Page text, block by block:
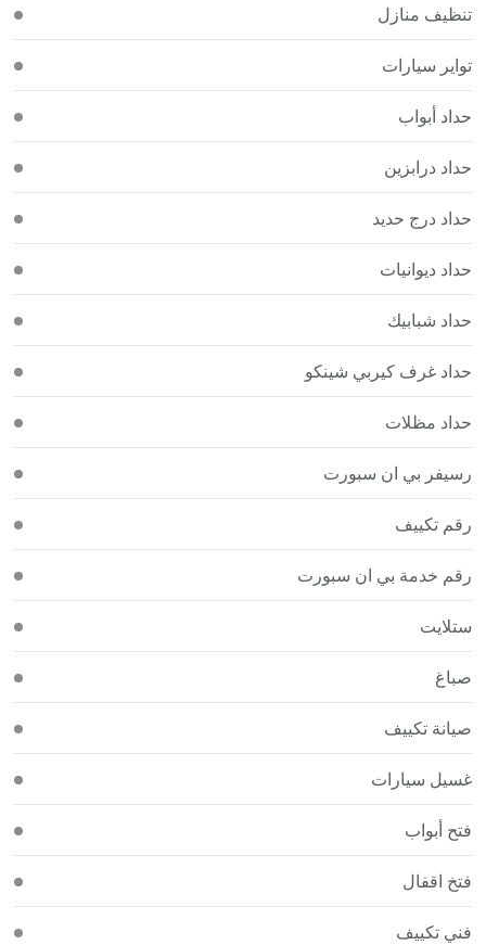
تنظيف منازل
تواير سيارات
حداد أبواب
حداد درابزين
حداد درج حديد
حداد ديوانيات
حداد شبابيك
حداد غرف كيربي شينكو
حداد مظلات
رسيفر بي ان سبورت
رقم تكييف
رقم خدمة بي ان سبورت
ستلايت
صباغ
صيانة تكييف
غسيل سيارات
فتح أبواب
فتخ اقفال
فني تكييف